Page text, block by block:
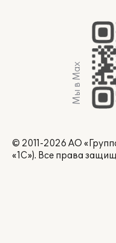
Мы в Max
© 2011-2026 АО
«1С»). Все права